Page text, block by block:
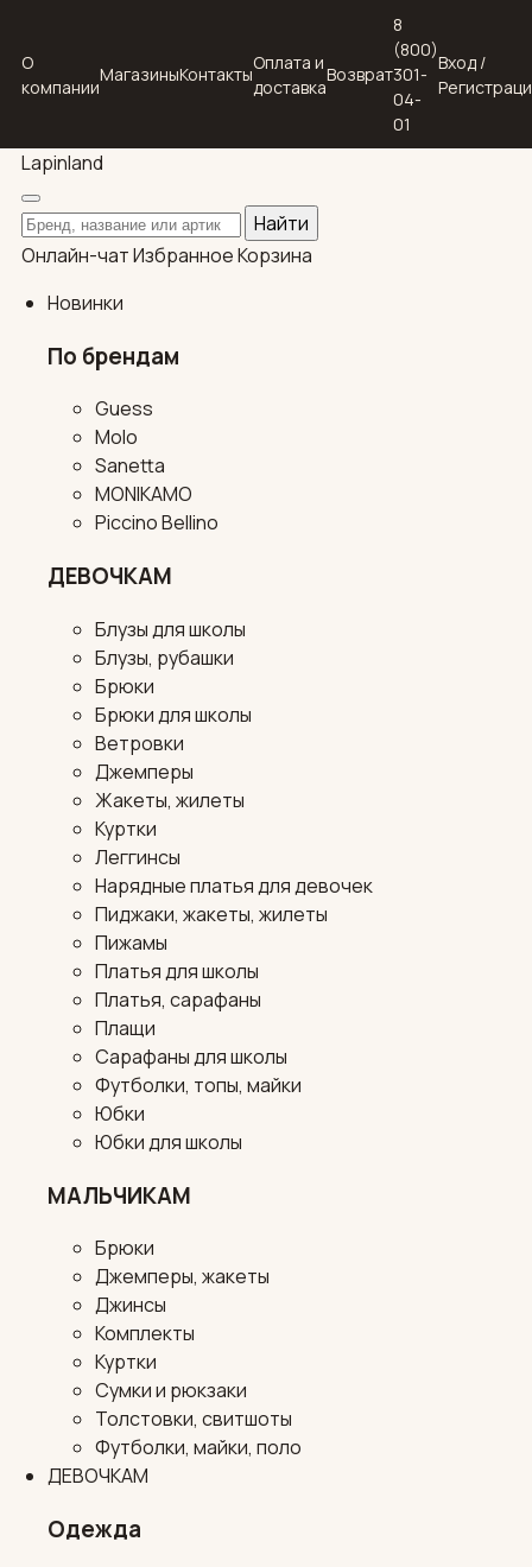
О
компании
МагазиныКонтакты
Оплата и
доставка
Возврат
8
(800)
301-
04-
01
Вход /
Lapinland
Поиск по каталогу
Найти
Онлайн-чатИзбранноеКорзина
Новинки
По брендам
Guess
Molo
Sanetta
MONIKAMO
Piccino Bellino
ДЕВОЧКАМ
Блузы для школы
Блузы, рубашки
Брюки
Брюки для школы
Ветровки
Джемперы
Жакеты, жилеты
Куртки
Леггинсы
Нарядные платья для девочек
Пиджаки, жакеты, жилеты
Пижамы
Платья для школы
Платья, сарафаны
Плащи
Сарафаны для школы
Футболки, топы, майки
Юбки
Юбки для школы
МАЛЬЧИКАМ
Брюки
Джемперы, жакеты
Джинсы
Комплекты
Куртки
Сумки и рюкзаки
Толстовки, свитшоты
Футболки, майки, поло
ДЕВОЧКАМ
Одежда